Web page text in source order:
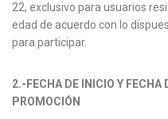
22, exclusivo para usuarios
edad de acuerdo con lo
para participar.
2.-FECHA DE INICIO Y FECHA
PROMOCIÓN